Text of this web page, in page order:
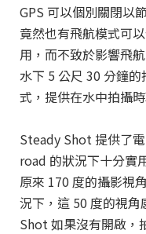
GPS 可以個別關閉以
竟然也有飛航模式可
用，而不致於影響飛
水下 5 公尺 30 分鐘
式，提供在水中拍攝
Steady Shot 提供了
road 的狀況下十分實
原來 170 度的攝影視
況下，這 50 度的視
Shot 如果沒有開啟，